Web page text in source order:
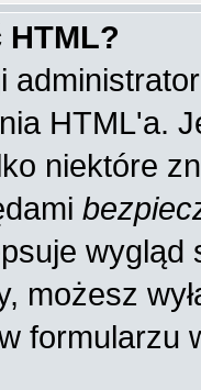
HTML'a.
niektóre
wygląd
możesz
formularzu